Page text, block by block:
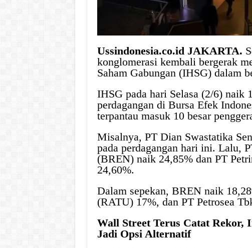
Ussindonesia.co.id JAKARTA.
konglomerasi kembali bergerak
Saham Gabungan (IHSG) dalam
IHSG pada hari Selasa (2/6) naik
perdagangan di Bursa Efek
terpantau masuk 10 besar
Misalnya, PT Dian Swastatika
pada perdagangan hari ini. Lalu,
(BREN) naik 24,85% dan PT
24,60%.
Dalam sepekan, BREN naik
(RATU) 17%, dan PT Petrosea
Wall Street Terus Catat Rekor,
Jadi Opsi Alternatif